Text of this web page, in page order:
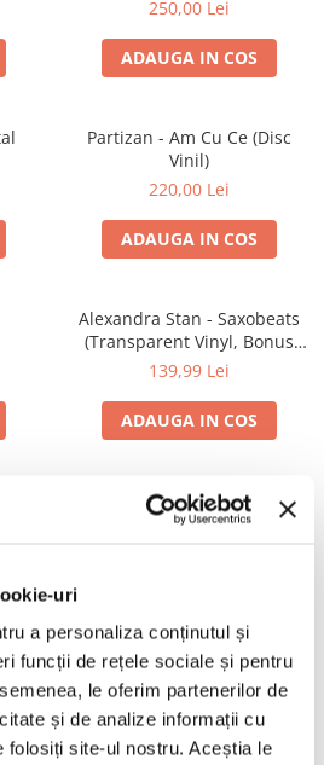
uri
a personaliza conținutul și
funcții de rețele sociale și pentru
le oferim partenerilor de
și de analize informații cu
folosiți site-ul nostru. Aceștia le
250,00 Lei
ADAUGA IN COS
Partizan - Am Cu Ce (Disc
Vinil)
220,00 Lei
ADAUGA IN COS
Alexandra Stan - Saxobeats
(Transparent Vinyl, Bonus
Tracks) ) (Disc Vinil)
139,99 Lei
ADAUGA IN COS
,
Genesis - We Can't Dance,
(CD)
Irina Rimes – Origini , (Disc
Vinil)
250,00 Lei